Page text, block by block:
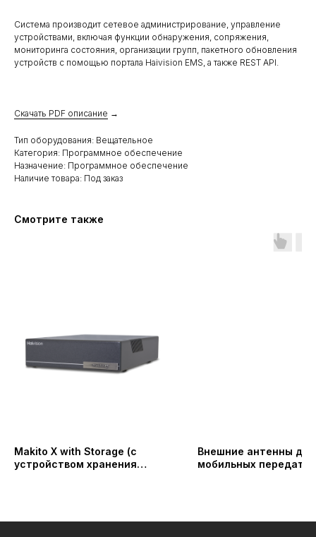
Система производит сетевое администрирование, управление
устройствами, включая функции обнаружения, сопряжения,
мониторинга состояния, организации групп, пакетного обновления
устройств с помощью портала Haivision EMS, а также REST API.
Скачать PDF описание →
Тип оборудования: Вещательное
Категория: Программное обеспечение
Назначение: Программное обеспечение
Наличие товара: Под заказ
Смотрите также
Makito X with Storage (с
устройством хранения
Внешние антенны для
мобильных